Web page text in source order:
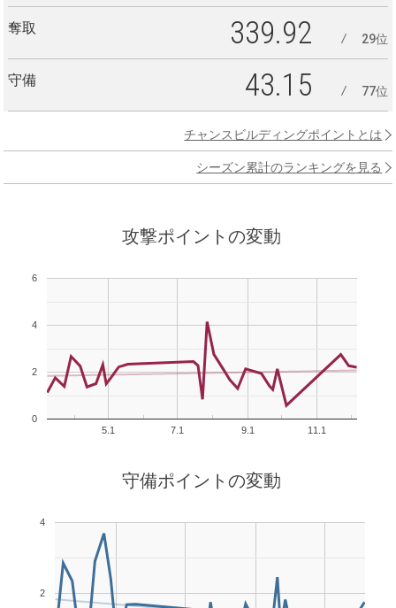
奪取 339.92 29位
守備 43.15 77位
チャンスビルディングポイントとは
シーズン累計のランキングを見る
攻撃ポイントの変動
5.1 7.1 9.1 11.1
0
2
4
6
守備ポイントの変動
2
4